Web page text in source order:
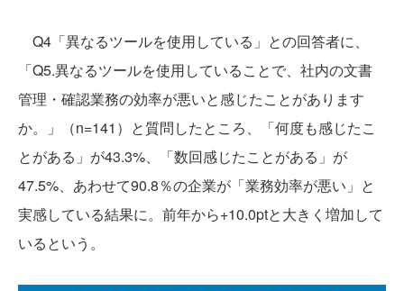
Q4「異なるツールを使用している」との回答者に、
「Q5.異なるツールを使用していることで、社内の文書
管理・確認業務の効率が悪いと感じたことがあります
か。」（n=141）と質問したところ、「何度も感じたこ
とがある」が43.3%、「数回感じたことがある」が
47.5%、あわせて90.8％の企業が「業務効率が悪い」と
実感している結果に。前年から+10.0ptと大きく増加して
いるという。